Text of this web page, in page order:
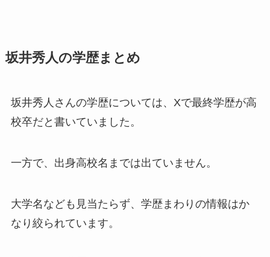
坂井秀人の学歴まとめ
坂井秀人さんの学歴については、Xで最終学歴が高
校卒だと書いていました。
一方で、出身高校名までは出ていません。
大学名なども見当たらず、学歴まわりの情報はか
なり絞られています。